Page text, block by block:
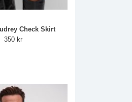
Check Skirt
350 kr